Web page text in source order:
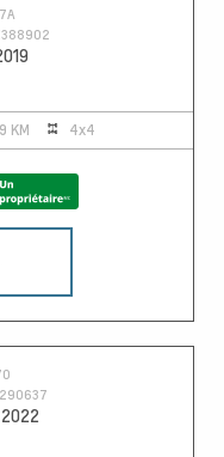
KM 4x4
2022